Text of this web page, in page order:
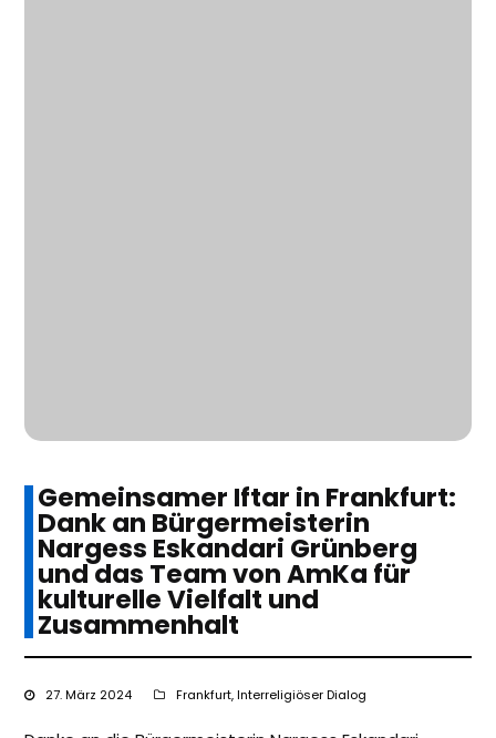
Gemeinsamer Iftar in Frankfurt:
Dank an Bürgermeisterin
Nargess Eskandari Grünberg
und das Team von AmKa für
kulturelle Vielfalt und
Zusammenhalt
27. März 2024 Frankfurt,Interreligiöser Dialog